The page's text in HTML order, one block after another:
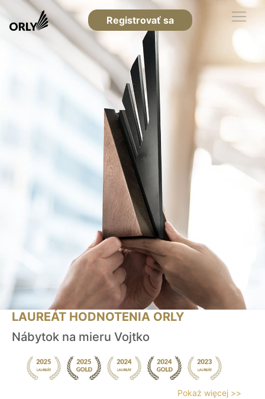
Registrovať sa
LAUREÁT HODNOTENIA ORLY
Nábytok na mieru Vojtko
Pokaż więcej >>